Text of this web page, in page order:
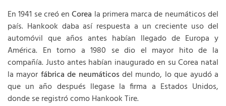
En 1941 se creó enCorea la primera marca de neumáticos del
país. Hankook daba así respuesta a un creciente uso del
automóvil que años antes habían llegado de Europa y
América. En torno a 1980 se dio el mayor hito de la
compañía. Justo antes habían inaugurado en su Corea natal
la mayor fábrica de neumáticos del mundo, lo que ayudó a
que un año después llegase la firma a Estados Unidos,
donde se registró como Hankook Tire.